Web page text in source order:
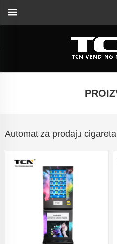
Automat za prodaju cigareta
za automat za prodaju